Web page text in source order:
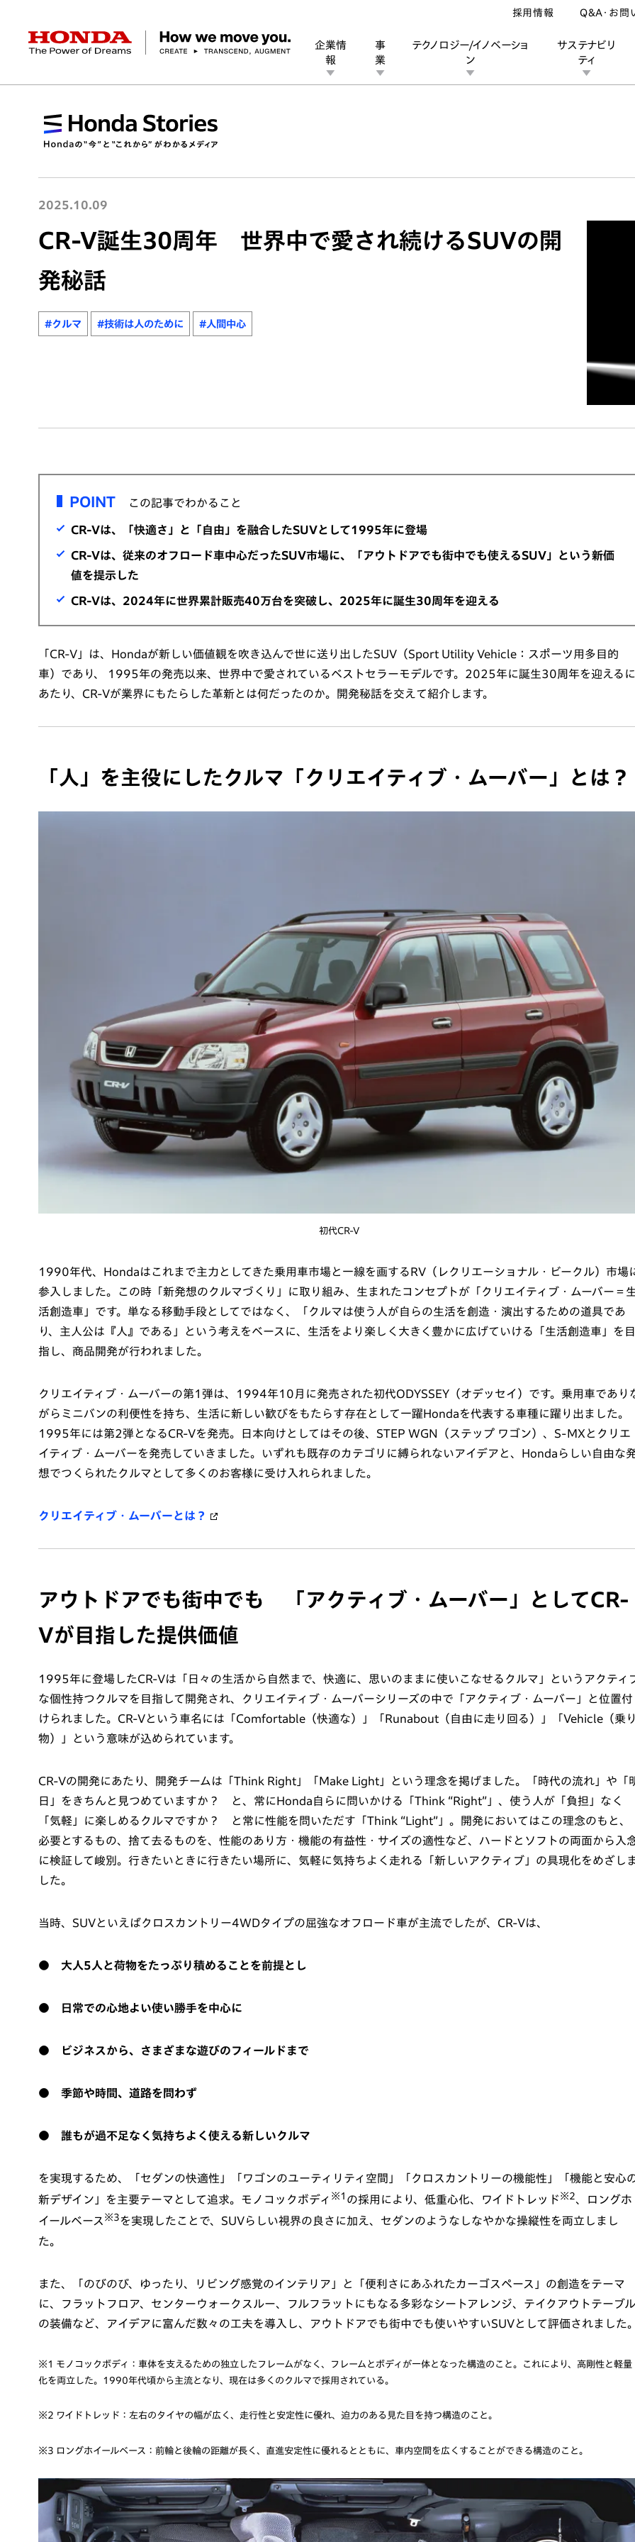
HONDA The Power of Dreams
企業情
報
企業情報 トップ
社長メッセージ 経営方針 会社概要
事
業
事業 トップ
バイク パワープロダクツ
テクノロジー/イノベーショ
ン
テクノロジー/イノベーション トップ
テクノロジー デザイン
サステナビリ
ティ
サステナビリティ トップ
Honda Report 環境
投資家情報 トップ
IR資料室 財務・業績情報
ニュースルーム
ニュースルーム
Discover Honda
Discover Honda
採用情報 Q&A・お問
2025.10.09
CR-V誕生30周年 世界中で愛され続けるSUVの開
発秘話
#クルマ #技術は人のために #人間中心
POINT この記事でわかること
CR-Vは、「快適さ」と「自由」を融合したSUVとして1995年に登場
CR-Vは、従来のオフロード車中心だったSUV市場に、「アウトドアでも街中でも使えるSUV」という新価
値を提示した
CR-Vは、2024年に世界累計販売40万台を突破し、2025年に誕生30周年を迎える
「CR-V」は、Hondaが新しい価値観を吹き込んで世に送り出したSUV（Sport Utility Vehicle：スポーツ用多目的
車）であり、 1995年の発売以来、世界中で愛されているベストセラーモデルです。2025年に誕生30周年を迎えるに
あたり、CR-Vが業界にもたらした革新とは何だったのか。開発秘話を交えて紹介します。
「人」を主役にしたクルマ「クリエイティブ・ムーバー」とは？
初代CR-V
1990年代、Hondaはこれまで主力としてきた乗用車市場と一線を画するRV（レクリエーショナル・ビークル）市場
参入しました。この時「新発想のクルマづくり」に取り組み、生まれたコンセプトが「クリエイティブ・ムーバー＝
活創造車」です。単なる移動手段としてではなく、「クルマは使う人が自らの生活を創造・演出するための道具であ
り、主人公は『人』である」という考えをベースに、生活をより楽しく大きく豊かに広げていける「生活創造車」を目
指し、商品開発が行われました。
クリエイティブ・ムーバーの第1弾は、1994年10月に発売された初代ODYSSEY（オデッセイ）です。乗用車であり
がらミニバンの利便性を持ち、生活に新しい歓びをもたらす存在として一躍Hondaを代表する車種に躍り出ました。
1995年には第2弾となるCR-Vを発売。日本向けとしてはその後、STEP WGN（ステップ ワゴン）、S-MXとクリエ
イティブ・ムーバーを発売していきました。いずれも既存のカテゴリに縛られないアイデアと、Hondaらしい自由な
想でつくられたクルマとして多くのお客様に受け入れられました。
クリエイティブ・ムーバーとは？
アウトドアでも街中でも 「アクティブ・ムーバー」としてCR-
Vが目指した提供価値
1995年に登場したCR-Vは「日々の生活から自然まで、快適に、思いのままに使いこなせるクルマ」というアクティ
な個性持つクルマを目指して開発され、クリエイティブ・ムーバーシリーズの中で「アクティブ・ムーバー」と位置付
けられました。CR-Vという車名には「Comfortable（快適な）」「Runabout（自由に走り回る）」「Vehicle（乗
物）」という意味が込められています。
CR-Vの開発にあたり、開発チームは「Think Right」「Make Light」という理念を掲げました。「時代の流れ」や「
日」をきちんと見つめていますか？ と、常にHonda自らに問いかける「Think “Right”」、使う人が「負担」なく
「気軽」に楽しめるクルマですか？ と常に性能を問いただす「Think “Light”」。開発においてはこの理念のもと、
必要とするもの、捨て去るものを、性能のあり方・機能の有益性・サイズの適性など、ハードとソフトの両面から入
に検証して峻別。行きたいときに行きたい場所に、気軽に気持ちよく走れる「新しいアクティブ」の具現化をめざし
した。
当時、SUVといえばクロスカントリー4WDタイプの屈強なオフロード車が主流でしたが、CR-Vは、
● 大人5人と荷物をたっぷり積めることを前提とし
● 日常での心地よい使い勝手を中心に
● ビジネスから、さまざまな遊びのフィールドまで
● 季節や時間、道路を問わず
● 誰もが過不足なく気持ちよく使える新しいクルマ
を実現するため、「セダンの快適性」「ワゴンのユーティリティ空間」「クロスカントリーの機能性」「機能と安心
新デザイン」を主要テーマとして追求。モノコックボディ ※1 の採用により、低重心化、ワイドトレッド ※2、ロングホ
イールベース ※3 を実現したことで、SUVらしい視界の良さに加え、セダンのようなしなやかな操縦性を両立しまし
た。
また、「のびのび、ゆったり、リビング感覚のインテリア」と「便利さにあふれたカーゴスペース」の創造をテーマ
に、フラットフロア、センターウォークスルー、フルフラットにもなる多彩なシートアレンジ、テイクアウトテーブル
の装備など、アイデアに富んだ数々の工夫を導入し、アウトドアでも街中でも使いやすいSUVとして評価されました
※1 モノコックボディ：車体を支えるための独立したフレームがなく、フレームとボディが一体となった構造のこと。これにより、高剛性と軽量
化を両立した。1990年代頃から主流となり、現在は多くのクルマで採用されている。
※2 ワイドトレッド：左右のタイヤの幅が広く、走行性と安定性に優れ、迫力のある見た目を持つ構造のこと。
※3 ロングホイールベース：前輪と後輪の距離が長く、直進安定性に優れるとともに、車内空間を広くすることができる構造のこと。